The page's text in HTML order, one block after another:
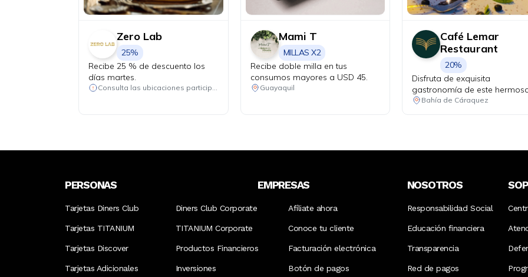
Zero Lab
25%
Recibe 25 % de descuento los
días martes.
Consulta las ubicaciones participantes
Mami T
MILLAS X2
Recibe doble milla en tus
consumos mayores a USD 45.
Guayaquil
Café Lemar
Restaurant
20%
Disfruta de exquisita
gastronomía de este
rincón costero del Ecuador.
Bahía de Cáraquez
PERSONAS
Tarjetas Diners Club
Tarjetas TITANIUM
Tarjetas Discover
Tarjetas Adicionales
EMPRESAS
Diners Club Corporate
TITANIUM Corporate
Productos Financieros
Inversiones
Afíliate ahora
Conoce tu cliente
Facturación electrónica
Botón de pagos
NOSOTROS
Responsabilidad Social
Educación financiera
Transparencia
Red de pagos